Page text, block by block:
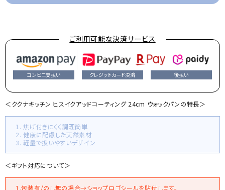
ご利用可能な決済サービス
コンビニ支払い クレジットカード決済 後払い
＜ククナキッチン ヒスイクアッドコーティング 24cm ウォックパンの特長＞
1. 焦げ付きにくく調理簡単
2. 健康に配慮した天然素材
3. 軽量で扱いやすいデザイン
＜ギフト対応について＞
1.包装有/のし無の場合→ショップロゴシールを貼付します。